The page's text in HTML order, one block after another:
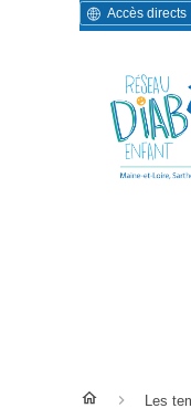
Accès directs
Les